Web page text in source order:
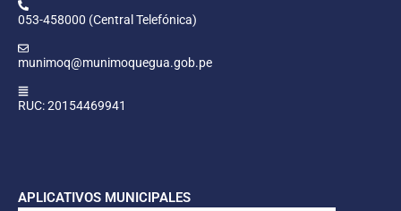
053-458000 (Central Telefónica)
munimoq@munimoquegua.gob.pe
RUC: 20154469941
APLICATIVOS MUNICIPALES